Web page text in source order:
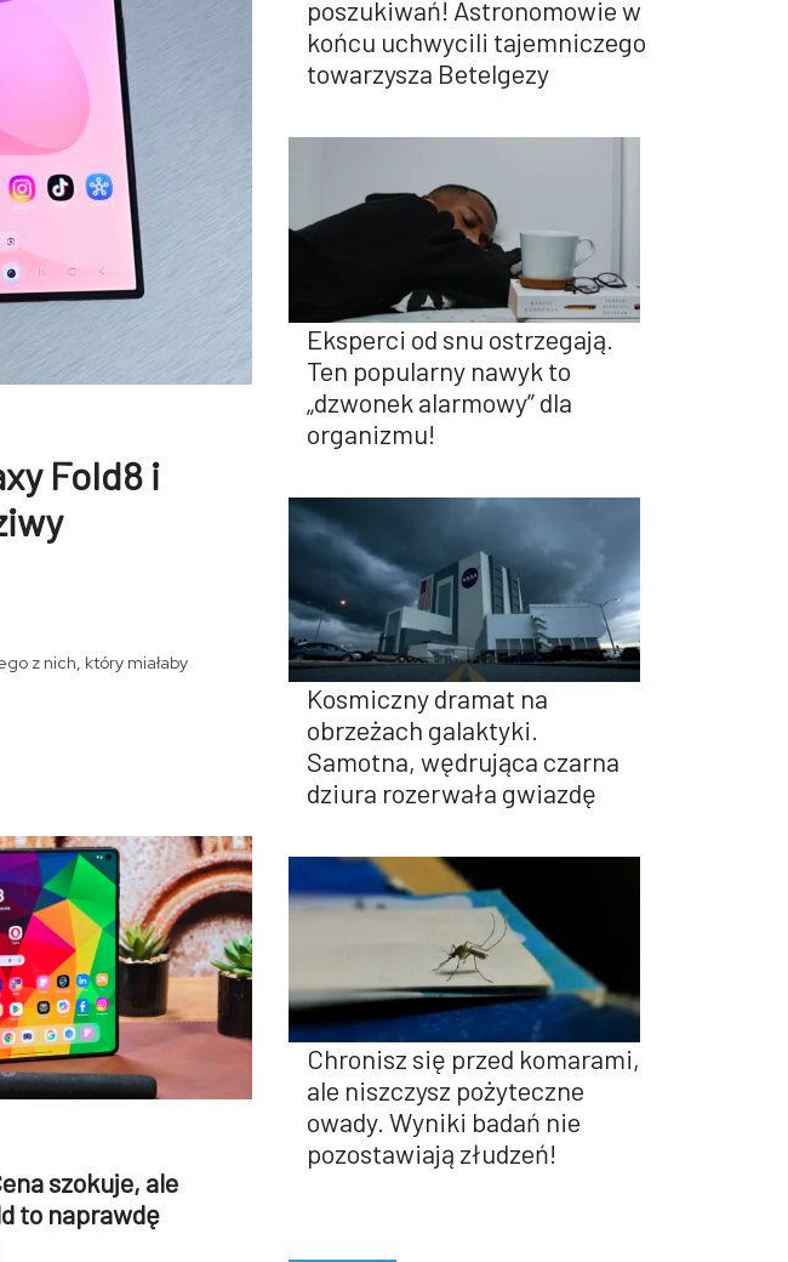
Fold8 i
z nich, który miałaby
szokuje, ale
to naprawdę
poszukiwań! Astronomowie w
końcu uchwycili tajemniczego
towarzysza Betelgezy
Eksperci od snu ostrzegają.
Ten popularny nawyk to
„dzwonek alarmowy” dla
organizmu!
Kosmiczny dramat na
obrzeżach galaktyki.
Samotna, wędrująca czarna
dziura rozerwała gwiazdę
Chronisz się przed komarami,
ale niszczysz pożyteczne
owady. Wyniki badań nie
pozostawiają złudzeń!